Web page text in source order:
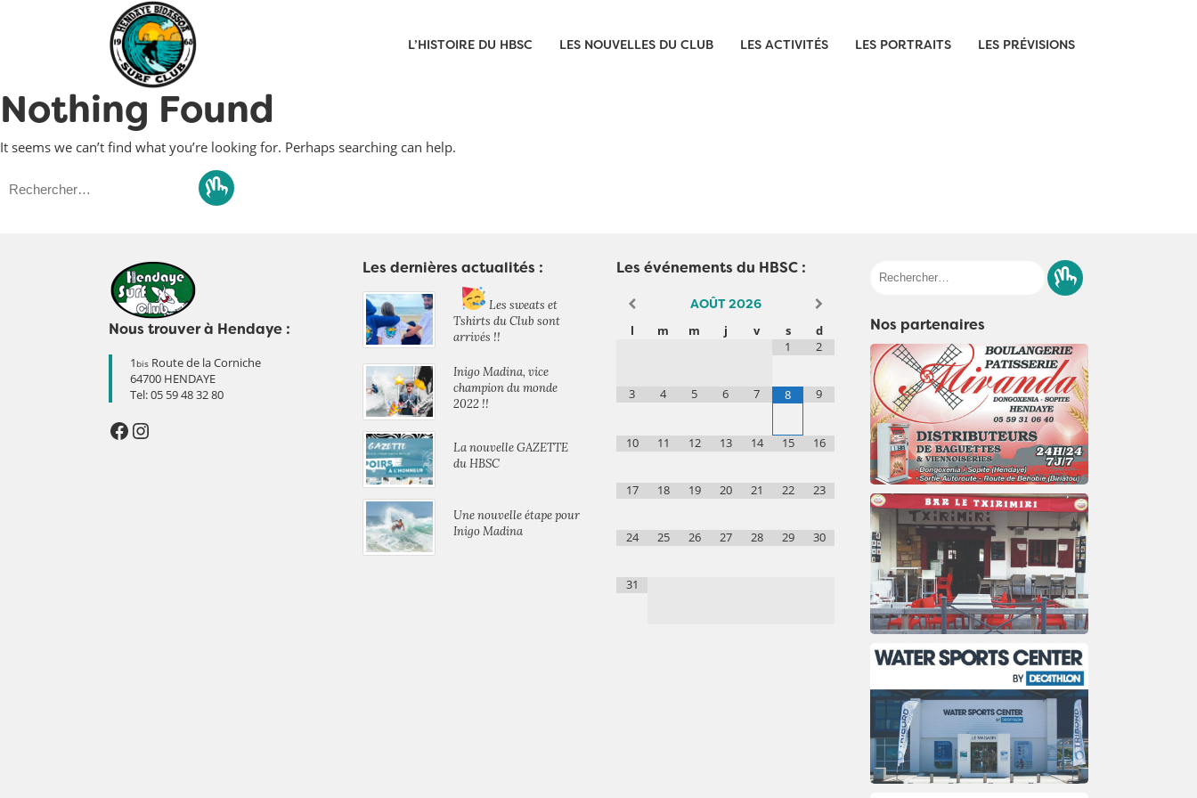
L’HISTOIRE DU HBSC LES NOUVELLES DU CLUB LES ACTIVITÉS LES PORTRAITS LES PRÉVISIONS
Nothing Found
It seems we can’t find what you’re looking for. Perhaps searching can help.
Rechercher :
Nous trouver à Hendaye :
1bis Route de la Corniche
64700 HENDAYE
Tel:05 59 48 32 80
Facebook
Instagram
Les dernières actualités :
Les sweats et
Tshirts du Club sont
arrivés !!
Inigo Madina, vice
champion du monde
2022 !!
La nouvelle GAZETTE
du HBSC
Une nouvelle étape pour
Inigo Madina
Les événements du HBSC :
AOÛT2026
l
m m j v s
d
1
2
3 4 5 6 7 8 9
10 11 12 13 14 15 16
17 18 19 20 21 22 23
24 25 26 27 28 29 30
31
Nos partenaires